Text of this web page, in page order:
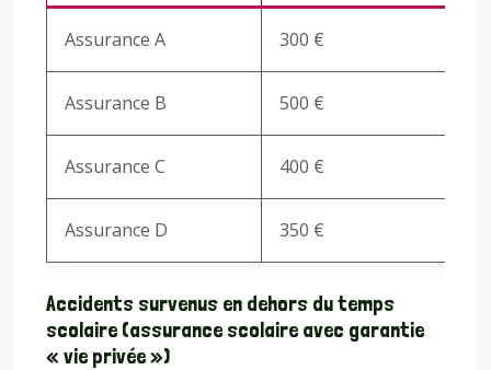
Assurance A 300 €
Assurance B 500 €
Assurance C 400 €
Assurance D 350 €
Accidents survenus en dehors du temps
scolaire (assurance scolaire avec garantie
« vie privée »)